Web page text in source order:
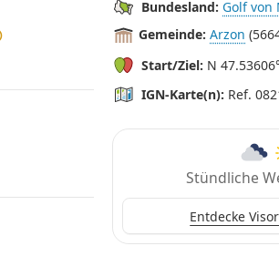
Bundesland: Golf von
Gemeinde: Arzon
Start/Ziel: N
IGN-Karte(n): Ref.
Stündliche
Entdecke